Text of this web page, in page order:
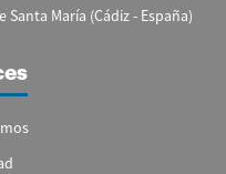
María (Cádiz - España)